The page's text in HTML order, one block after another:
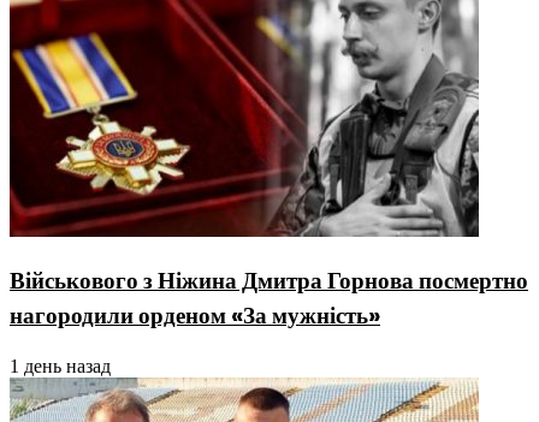
Військового з Ніжина Дмитра Горнова посмертно
нагородили орденом «За мужність»
1 день назад